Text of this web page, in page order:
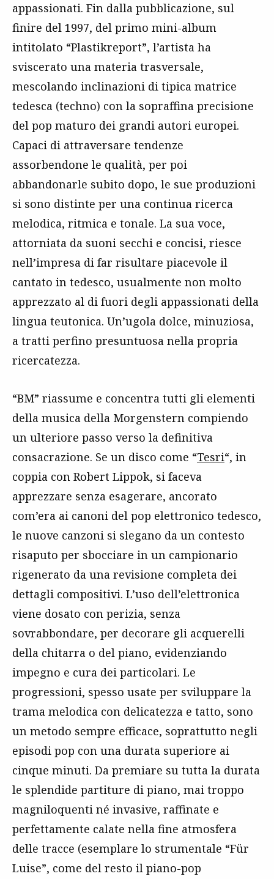
appassionati. Fin dalla pubblicazione, sul
finire del 1997, del primo mini-album
intitolato “Plastikreport”, l’artista ha
sviscerato una materia trasversale,
mescolando inclinazioni di tipica matrice
tedesca (techno) con la sopraffina precisione
del pop maturo dei grandi autori europei.
Capaci di attraversare tendenze
assorbendone le qualità, per poi
abbandonarle subito dopo, le sue produzioni
si sono distinte per una continua ricerca
melodica, ritmica e tonale. La sua voce,
attorniata da suoni secchi e concisi, riesce
nell’impresa di far risultare piacevole il
cantato in tedesco, usualmente non molto
apprezzato al di fuori degli appassionati della
lingua teutonica. Un’ugola dolce, minuziosa,
a tratti perfino presuntuosa nella propria
ricercatezza.
“BM” riassume e concentra tutti gli elementi
della musica della Morgenstern compiendo
un ulteriore passo verso la definitiva
consacrazione. Se un disco come “Tesri“, in
coppia con Robert Lippok, si faceva
apprezzare senza esagerare, ancorato
com’era ai canoni del pop elettronico tedesco,
le nuove canzoni si slegano da un contesto
risaputo per sbocciare in un campionario
rigenerato da una revisione completa dei
dettagli compositivi. L’uso dell’elettronica
viene dosato con perizia, senza
sovrabbondare, per decorare gli acquerelli
della chitarra o del piano, evidenziando
impegno e cura dei particolari. Le
progressioni, spesso usate per sviluppare la
trama melodica con delicatezza e tatto, sono
un metodo sempre efficace, soprattutto negli
episodi pop con una durata superiore ai
cinque minuti. Da premiare su tutta la durata
le splendide partiture di piano, mai troppo
magniloquenti né invasive, raffinate e
perfettamente calate nella fine atmosfera
delle tracce (esemplare lo strumentale “Für
Luise”, come del resto il piano-pop